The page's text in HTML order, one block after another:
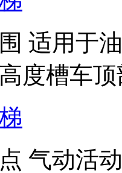
适用于
度槽车
气动活